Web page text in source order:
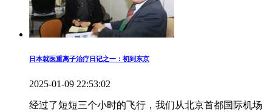
日本就医重离子治疗日记之一：初到东京
2025-01-09 22:53:02
经过了短短三个小时的飞行，我们从北京首都国际机场